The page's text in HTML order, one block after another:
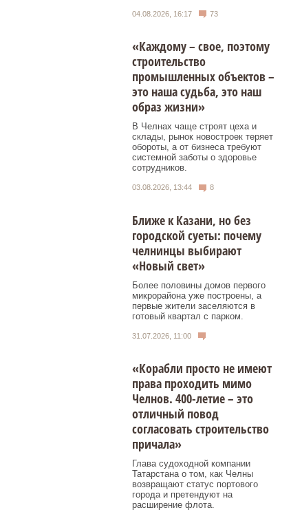
04.08.2026, 16:17 73
«Каждому – свое, поэтому
строительство
промышленных объектов –
это наша судьба, это наш
образ жизни»
В Челнах чаще строят цеха и
склады, рынок новостроек теряет
обороты, а от бизнеса требуют
системной заботы о здоровье
сотрудников.
03.08.2026, 13:44 8
Ближе к Казани, но без
городской суеты: почему
челнинцы выбирают
«Новый свет»
Более половины домов первого
микрорайона уже построены, а
первые жители заселяются в
готовый квартал с парком.
31.07.2026, 11:00
«Корабли просто не имеют
права проходить мимо
Челнов. 400-летие – это
отличный повод
согласовать строительство
причала»
Глава судоходной компании
Татарстана о том, как Челны
возвращают статус портового
города и претендуют на
расширение флота.